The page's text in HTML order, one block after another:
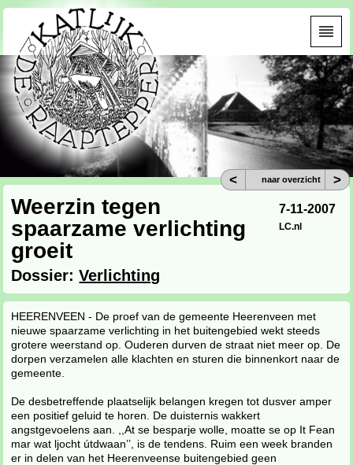
7-11-2007
LC.nl
Weerzin tegen
spaarzame verlichting
groeit
Dossier:Verlichting
HEERENVEEN - De proef van de gemeente Heerenveen met
nieuwe spaarzame verlichting in het buitengebied wekt steeds
grotere weerstand op. Ouderen durven de straat niet meer op. De
dorpen verzamelen alle klachten en sturen die binnenkort naar de
gemeente.
De desbetreffende plaatselijk belangen kregen tot dusver amper
een positief geluid te horen. De duisternis wakkert
angstgevoelens aan. ,,At se besparje wolle, moatte se op It Fean
mar wat ljocht útdwaan’’, is de tendens. Ruim een week branden
er in delen van het Heerenveense buitengebied geen
< naar overzicht >